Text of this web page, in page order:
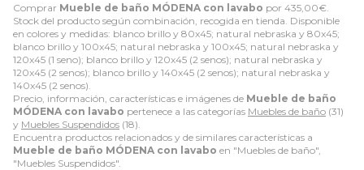
Comprar Mueble de baño MÓDENA con lavabo por 435,00€
Stock del producto según combinación, recogida en tienda. Disponible
en colores y medidas: blanco brillo y 80x45; natural nebraska y 80x45;
blanco brillo y 100x45; natural nebraska y 100x45; natural nebraska y
120x45 (1 seno); blanco brillo y 120x45 (2 senos); natural nebraska y
120x45 (2 senos); blanco brillo y 140x45 (2 senos); natural nebraska y
140x45 (2 senos).
Precio, información, características e imágenes de Mueble de baño
MÓDENA con lavabo pertenece a las categorías Muebles de baño (31)
y Muebles Suspendidos (18).
Encuentra productos relacionados y de similares características a
Mueble de baño MÓDENA con lavabo en "Muebles de baño",
"Muebles Suspendidos".